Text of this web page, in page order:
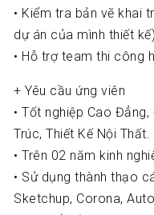
• Kiểm tra bản vẽ khai
dự án của mình thiết kế)
• Hỗ trợ team thi công
+ Yêu cầu ứng viên
• Tốt nghiệp Cao
Trúc, Thiết Kế Nội Thất.
• Trên 02 năm kinh
• Sử dụng thành thạo
Sketchup, Corona,